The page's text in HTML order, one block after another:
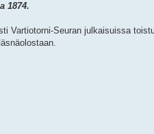
1874.
Vartiotorni-Seuran julkaisuissa